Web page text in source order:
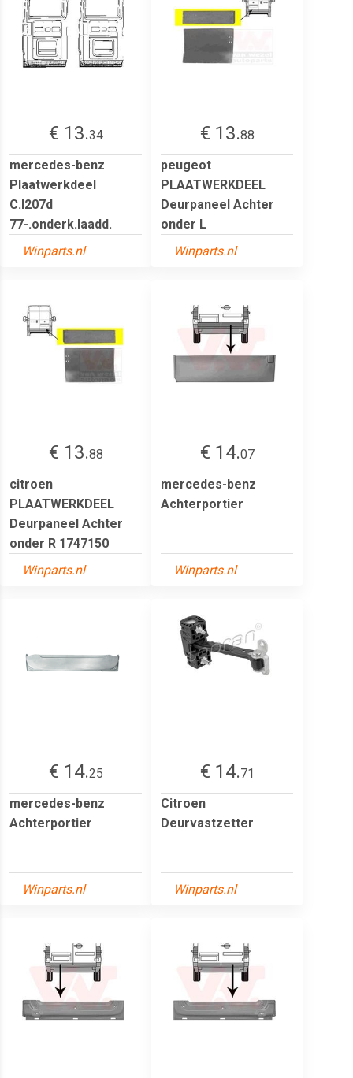
€ 13.34
mercedes-benz
Plaatwerkdeel
C.l207d
77-.onderk.laadd.
Winparts.nl
€ 13.88
peugeot
PLAATWERKDEEL
Deurpaneel Achter
onder L
Winparts.nl
€ 13.88
citroen
PLAATWERKDEEL
Deurpaneel Achter
onder R 1747150
Winparts.nl
€ 14.07
mercedes-benz
Achterportier
Winparts.nl
€ 14.25
mercedes-benz
Achterportier
Winparts.nl
€ 14.71
Citroen
Deurvastzetter
Winparts.nl